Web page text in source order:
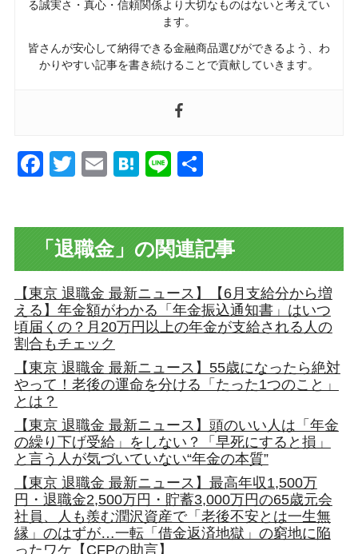
る誠実さ・真心・信頼関係より大切なものはないと考えてい
ます。
皆さんが安心して納得できる金融商品選びができるよう、わ
かりやすい記事を書き続けることで貢献していきます。
Facebook
Twitter
EmailHatena
Line共
「退職金」の関連記事
【東京 退職金 最新ニュース】【6月支給分から増
える】年金額がわかる「年金振込通知書」はいつ
頃届くの？月20万円以上の年金が支給される人の
割合もチェック
【東京 退職金 最新ニュース】55歳になったら絶対
やって！老後の運命を分ける「たった1つのこと」
とは？
【東京 退職金 最新ニュース】頭のいい人は「年金
の繰り下げ受給」をしない？「早死にすると損」
と言う人が気づいていない“年金の本質”
【東京 退職金 最新ニュース】最高年収1,500万
円・退職金2,500万円・貯蓄3,000万円の65歳元会
社員、人も羨む潤沢資産で「老後不安とは一生無
縁」のはずが…一転「借金返済地獄」の窮地に陥
ったワケ【CFPの助言】